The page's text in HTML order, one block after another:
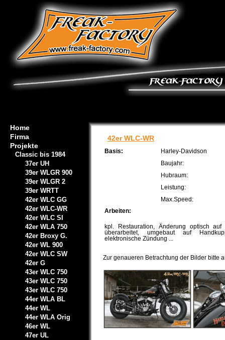
Home
Firma
Projekte
Classic bis 1984
37er UH
39er WLGR 900
39er WLGR 2
39er WRTT
42er WLC GG
42er WLC-WR
42er WLC SI
42er WLA 750
42er Broxy G.
42er WL 900
42er WLC SW
42er G
43er WLC 750
43er WLC 750
43er WLC 750
44er WLA BL
44er WL
44er WLA Orig
46er WL
47er UL
42er WLC-WR
Basis:
Harley-Davidson
Baujahr:
Hubraum:
Leistung:
Max.Speed:
Arbeiten:
kpl. Restauration, Änderung optisch
überarbeitet, umgebaut auf
elektronische Zündung ...
Zur genaueren Betrachtung der Bilder bitte